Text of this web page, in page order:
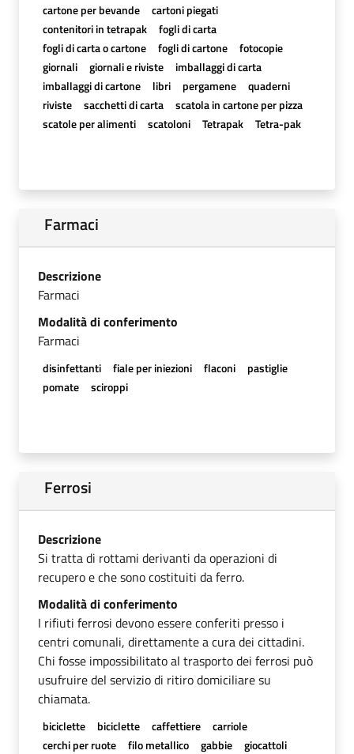
cartone per bevande
cartoni piegati
contenitori in tetrapak
fogli di carta
fogli di carta o cartone
fogli di cartone
fotocopie
giornali
giornali e riviste
imballaggi di carta
imballaggi di cartone
libri pergamene
quaderni
riviste
sacchetti di carta
scatola in cartone per pizza
scatole per alimenti
scatoloni Tetrapak Tetra-pak
Farmaci
Descrizione
Farmaci
Modalità di conferimento
Farmaci
disinfettanti fiale per iniezioni flaconi
pastiglie
pomate
sciroppi
Ferrosi
Descrizione
Si tratta di rottami derivanti da operazioni di
recupero e che sono costituiti da ferro.
Modalità di conferimento
I rifiuti ferrosi devono essere conferiti presso i
centri comunali, direttamente a cura dei cittadini.
Chi fosse impossibilitato al trasporto dei ferrosi può
usufruire del servizio di ritiro domiciliare su
chiamata.
biciclette biciclette caffettiere
carriole
cerchi per ruote
filo metallico gabbie
giocattoli